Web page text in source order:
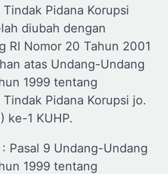
Pidana Korupsi
diubah dengan
RI Nomor 20 Tahun 2001
atas Undang-Undang
1999 tentang
Pidana Korupsi jo.
ke-1 KUHP.
Pasal 9 Undang-Undang
1999 tentang